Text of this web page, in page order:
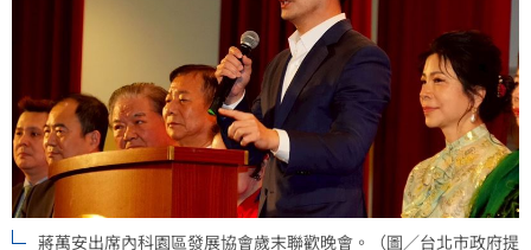
蔣萬安出席內科園區發展協會歲末聯歡晚會。（圖／台北市政府提